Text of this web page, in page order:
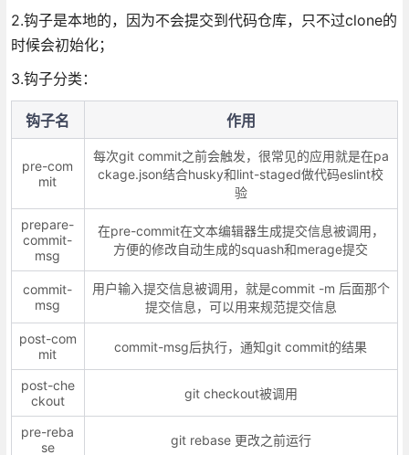
2.钩子是本地的，因为不会提交到代码仓库，只不过clone的
时候会初始化；
3.钩子分类：
钩子名 作用
pre-com
mit
每次git commit之前会触发，很常见的应用就是在pa
ckage.json结合husky和lint-staged做代码eslint校
验
prepare-
commit-
msg
在pre-commit在文本编辑器生成提交信息被调用，
方便的修改自动生成的squash和merage提交
commit-
msg
用户输入提交信息被调用，就是commit -m 后面那个
提交信息，可以用来规范提交信息
post-com
mit
commit-msg后执行，通知git commit的结果
post-che
ckout
git checkout被调用
pre-reba
se
git rebase 更改之前运行